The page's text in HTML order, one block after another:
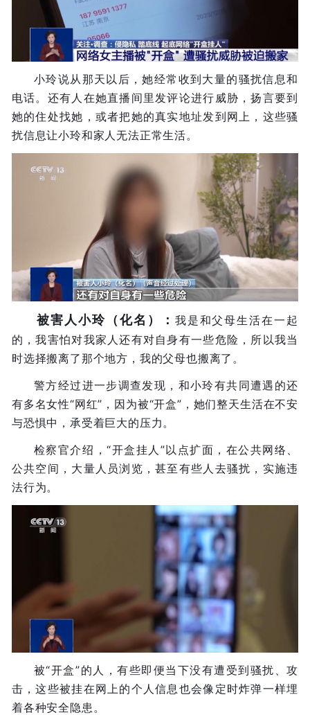
小玲说从那天以后，她经常收到大量的骚扰信息和
电话。还有人在她直播间里发评论进行威胁，扬言要到
她的住处找她，或者把她的真实地址发到网上，这些骚
扰信息让小玲和家人无法正常生活。
被害人小玲（化名）： 我是和父母生活在一起
的，我害怕对我家人还有对自身有一些危险，所以我当
时选择搬离了那个地方，我的父母也搬离了。
警方经过进一步调查发现，和小玲有共同遭遇的还
有多名女性“网红”，因为被“开盒”，她们整天生活在不安
与恐惧中，承受着巨大的压力。
检察官介绍，“开盒挂人”以点扩面，在公共网络、
公共空间，大量人员浏览，甚至有些人去骚扰，实施违
法行为。
被“开盒”的人，有些即便当下没有遭受到骚扰、攻
击，这些被挂在网上的个人信息也会像定时炸弹一样埋
着各种安全隐患。